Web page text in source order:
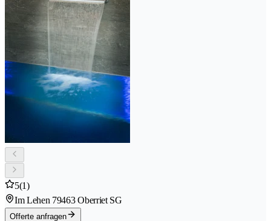
5(1)
Im Lehen 79463 Oberriet SG
Offerte anfragen